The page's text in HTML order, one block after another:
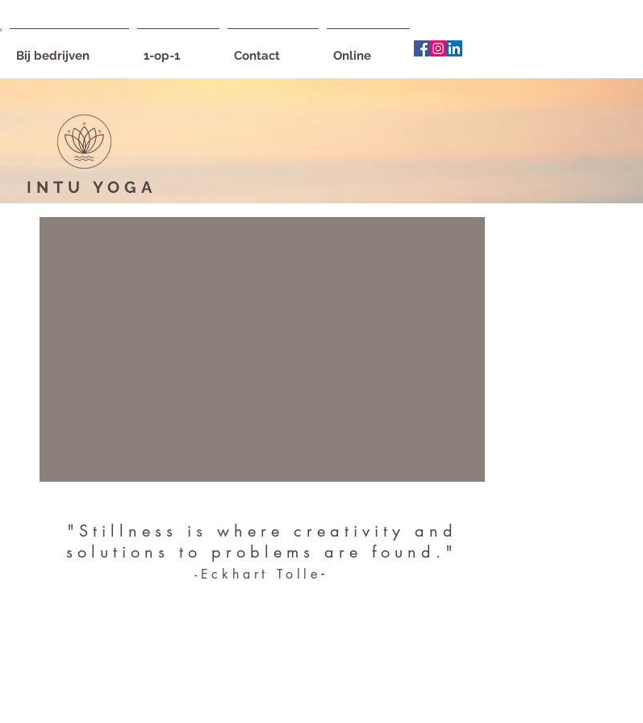
Bij bedrijven 1-op-1 Contact Online
INTU YOGA
"Stillness is where creativity and
solutions to problems are found."
-Eckhart Tolle-